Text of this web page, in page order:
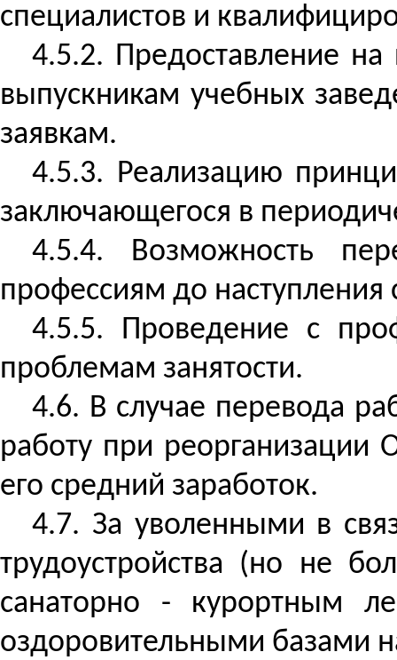
специалистов и
4.5.2. Предоставление
выпускникам учебных
заявкам.
4.5.3. Реализацию
заключающегося в
4.5.4. Возможность
профессиям до наступления
4.5.5. Проведение с
проблемам занятости.
4.6. В случае перевода
работу при реорганизации
его средний заработок.
4.7. За уволенными в
трудоустройства (но не
санаторно - курортным
оздоровительными базами